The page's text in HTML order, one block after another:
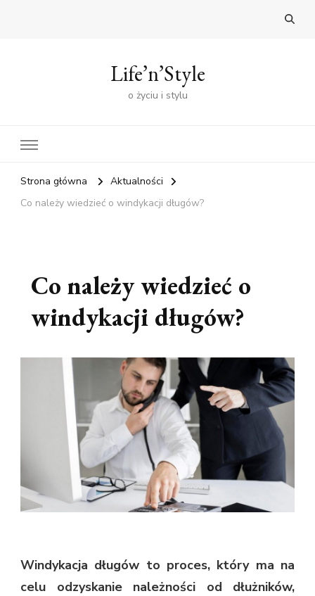
Life’n’Style
o życiu i stylu
Strona główna
Aktualności
Co należy wiedzieć o windykacji długów?
Co należy wiedzieć o
windykacji długów?
Windykacja długów to proces, który ma na
celu odzyskanie należności od dłużników,